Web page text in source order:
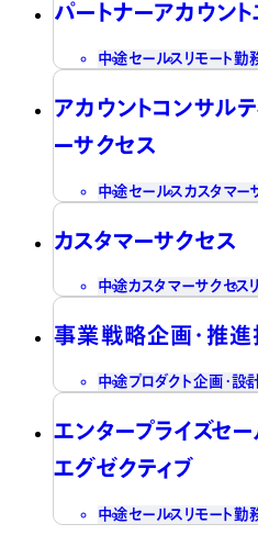
パートナーアカウン
中途セールス リモート勤
アカウントコンサル
ーサクセス
中途セールス カスタマー
カスタマーサクセス
中途カスタマーサクセス
事業戦略企画・推進
中途プロダクト企画・設
エンタープライズセ
エグゼクティブ
中途セールス リモート勤